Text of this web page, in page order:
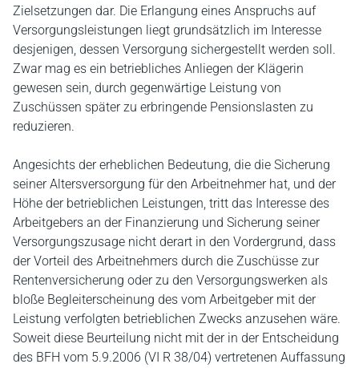
Zielsetzungen dar. Die Erlangung eines Anspruchs auf
Versorgungsleistungen liegt grundsätzlich im Interesse
desjenigen, dessen Versorgung sichergestellt werden soll.
Zwar mag es ein betriebliches Anliegen der Klägerin
gewesen sein, durch gegenwärtige Leistung von
Zuschüssen später zu erbringende Pensionslasten zu
reduzieren.
Angesichts der erheblichen Bedeutung, die die Sicherung
seiner Altersversorgung für den Arbeitnehmer hat, und der
Höhe der betrieblichen Leistungen, tritt das Interesse des
Arbeitgebers an der Finanzierung und Sicherung seiner
Versorgungszusage nicht derart in den Vordergrund, dass
der Vorteil des Arbeitnehmers durch die Zuschüsse zur
Rentenversicherung oder zu den Versorgungswerken als
bloße Begleiterscheinung des vom Arbeitgeber mit der
Leistung verfolgten betrieblichen Zwecks anzusehen wäre.
Soweit diese Beurteilung nicht mit der in der Entscheidung
des BFH vom 5.9.2006 (VI R 38/04) vertretenen Auffassung